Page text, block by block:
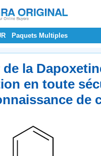
Paquets Multiples
la
en toute
de